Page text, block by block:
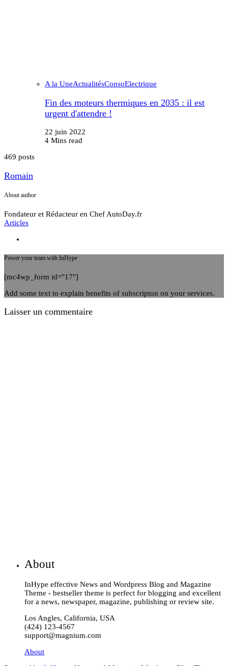
A la UneActualitésConsoElectrique
Fin des moteurs thermiques en 2035 : il est
urgent d'attendre !
22 juin 2022
4 Mins read
469 posts
Romain
About author
Fondateur et Rédacteur en Chef AutoDay.fr
Articles
Power your team with InHype
[mc4wp_form id="17"]
Add some text to explain benefits of subscripton on your services.
Laisser un commentaire
About
InHype effective News and Wordpress Blog and Magazine
Theme - bestseller theme is perfect for blogging and excellent
for a news, newspaper, magazine, publishing or review site.
Los Angles, California, USA
(424) 123-4567
support@magnium.com
About